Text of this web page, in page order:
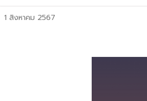
1 สิงหาคม 2567